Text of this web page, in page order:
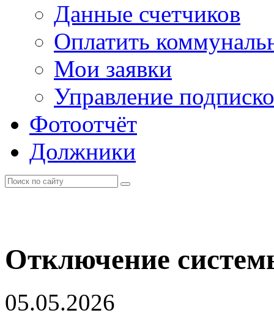
Данные счетчиков
Оплатить
Мои заявки
Управление
Фотоотчёт
Должники
Отключение
05.05.2026